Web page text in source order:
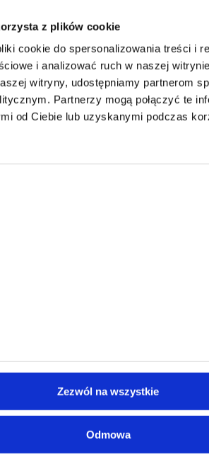
z plików cookie
cookie do spersonalizowania treści i
i analizować ruch w naszej
witryny, udostępniamy partnerom
Partnerzy mogą połączyć te
od Ciebie lub uzyskanymi podczas
Zezwól na wszystkie
Odmowa
ZNAJDZIESZ NAS NA